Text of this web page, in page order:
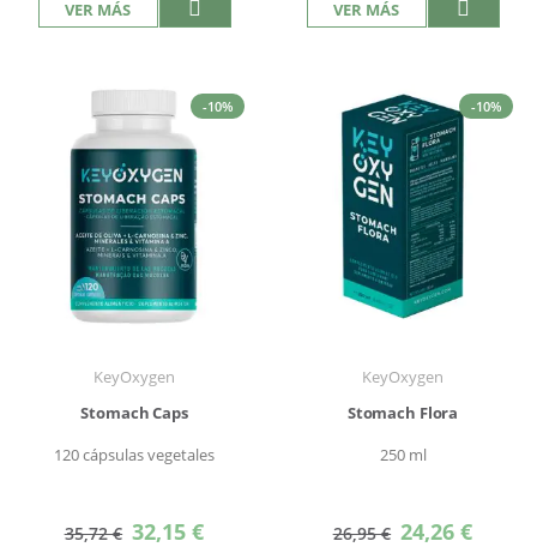
VER MÁS VER MÁS
-10%
KeyOxygen
Stomach Caps
120 cápsulas vegetales
35,72 € Precio
especial
32,15 €
-10%
KeyOxygen
Stomach Flora
250 ml
26,95 € Precio
especial
24,26 €